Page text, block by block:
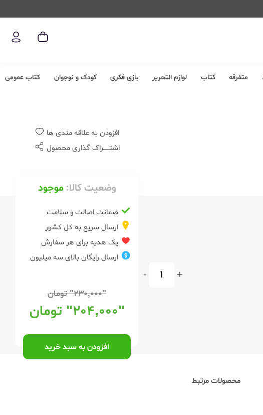
متفرقه کتاب لوازم التحریر بازی فکری کودک و نوجوان کتاب عمومی
+
-
افزودن به علاقه مندی ها
اشتــــــراک گذاری محصول
وضعیت کالا: موجود
ضمانت اصالت و سلامت
ارسال سریع به کل کشور
یک هدیه برای هر سفارش
ارسال رایگان بالای سه میلیون
"۲۳۰,۰۰۰" تومان
"۲۰۴,۰۰۰" تومان
افزودن به سبد خرید
محصولات مرتبط